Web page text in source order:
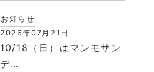
お知らせ
2026年07月21日
10/18（日）はマンモサン
デ…